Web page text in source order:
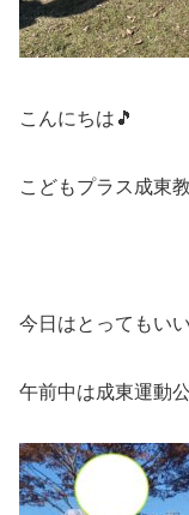
こんにちは🎵
こどもプラス成東
今日はとってもい
午前中は成東運動